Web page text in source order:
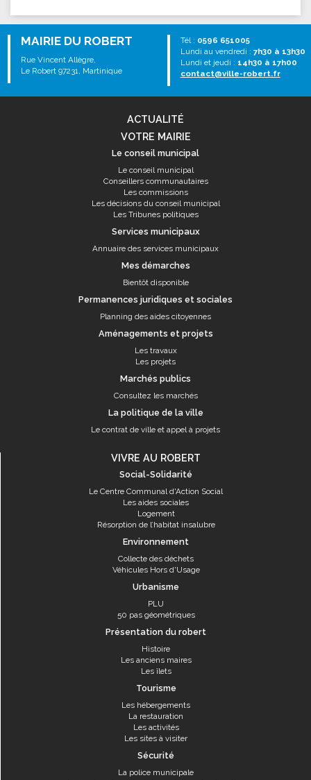
MAIRIE DU ROBERT
Rue Vincent Allègre,
Le Robert 97231, Martinique
Tél : 0596 651005
Lundi au vendredi : 7h30 à 13h30
Lundi et jeudi : 14h30 à 17h00
contact@ville-robert.fr
ACTUALITÉ
VOTRE MAIRIE
Le conseil municipal
Le conseil municipal
Conseillers communautaires
Les commissions
Les décisions du conseil municipal
Les Tribunes politiques
Services municipaux
Annuaire des services municipaux
Mes démarches
Bientôt disponible
Permanences juridiques et sociales
Planning des aides citoyennes
Aménagements et projets
Les travaux
Les projets
Marchés publics
Consultez les marchés
La politique de la ville
Le contrat de ville et appel à projets
VIVRE AU ROBERT
Social-Solidarité
Le Centre Communal d'Action Social
Les aides sociales
Logement
Résorption de l’habitat insalubre
Environnement
Collecte des déchets
Véhicules Hors d'Usage
Urbanisme
PLU
50 pas géométriques
Présentation du robert
Histoire
Les anciens maires
Les îlets
Tourisme
Les hébergements
La restauration
Les activités
Les sites à visiter
Sécurité
La police municipale